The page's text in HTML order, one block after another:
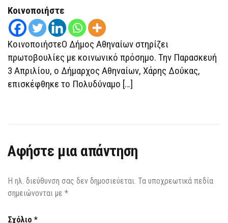
ΣΤΟ
ΔΉΜΟ
ΑΘΗΝΑΊΩΝ
Κοινοποιήστε
ΚοινοποιήστεΟ Δήμος Αθηναίων στηρίζει
πρωτοβουλίες με κοινωνικό πρόσημο. Την Παρασκευή
3 Απριλίου, ο Δήμαρχος Αθηναίων, Χάρης Δούκας,
επισκέφθηκε το Πολυδύναμο […]
Αφήστε μια απάντηση
Η ηλ. διεύθυνση σας δεν δημοσιεύεται. Τα υποχρεωτικά πεδία
σημειώνονται με *
Σχόλιο *